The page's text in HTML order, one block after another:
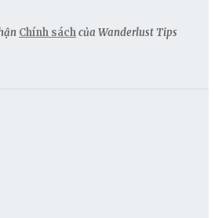
Chính sáchcủa Wanderlust Tips